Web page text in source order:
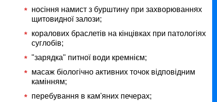
носіння намист з бурштину при захворюваннях
щитовидної залози;
коралових браслетів на кінцівках при патологіях
суглобів;
"зарядка" питної води кремнієм;
масаж біологічно активних точок відповідним
камінням;
перебування в кам'яних печерах;